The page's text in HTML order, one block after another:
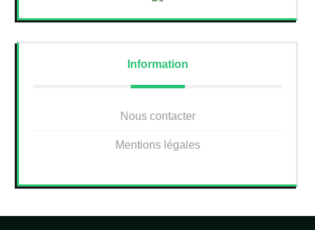
Information
Nous contacter
Mentions légales